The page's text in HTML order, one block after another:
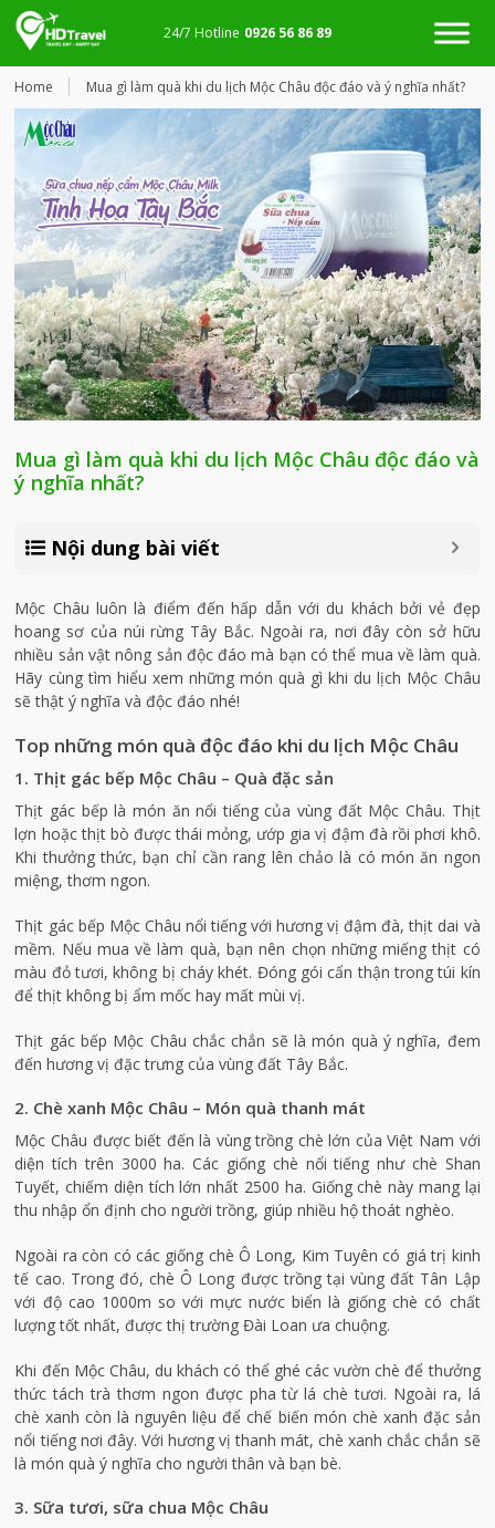
24/7 Hotline 0926 56 86 89
Home Mua gì làm quà khi du lịch Mộc Châu độc đáo và ý nghĩa nhất?
Mua gì làm quà khi du lịch Mộc Châu độc đáo và
ý nghĩa nhất?
Nội dung bài viết
Mộc Châu luôn là điểm đến hấp dẫn với du khách bởi vẻ đẹp
hoang sơ của núi rừng Tây Bắc. Ngoài ra, nơi đây còn sở hữu
nhiều sản vật nông sản độc đáo mà bạn có thể mua về làm quà.
Hãy cùng tìm hiểu xem những món quà gì khi du lịch Mộc Châu
sẽ thật ý nghĩa và độc đáo nhé!
Top những món quà độc đáo khi du lịch Mộc Châu
1. Thịt gác bếp Mộc Châu – Quà đặc sản
Thịt gác bếp là món ăn nổi tiếng của vùng đất Mộc Châu. Thịt
lợn hoặc thịt bò được thái mỏng, ướp gia vị đậm đà rồi phơi khô.
Khi thưởng thức, bạn chỉ cần rang lên chảo là có món ăn ngon
miệng, thơm ngon.
Thịt gác bếp Mộc Châu nổi tiếng với hương vị đậm đà, thịt dai và
mềm. Nếu mua về làm quà, bạn nên chọn những miếng thịt có
màu đỏ tươi, không bị cháy khét. Đóng gói cẩn thận trong túi kín
để thịt không bị ẩm mốc hay mất mùi vị.
Thịt gác bếp Mộc Châu chắc chắn sẽ là món quà ý nghĩa, đem
đến hương vị đặc trưng của vùng đất Tây Bắc.
2. Chè xanh Mộc Châu – Món quà thanh mát
Mộc Châu được biết đến là vùng trồng chè lớn của Việt Nam với
diện tích trên 3000 ha. Các giống chè nổi tiếng như chè Shan
Tuyết, chiếm diện tích lớn nhất 2500 ha. Giống chè này mang lại
thu nhập ổn định cho người trồng, giúp nhiều hộ thoát nghèo.
Ngoài ra còn có các giống chè Ô Long, Kim Tuyên có giá trị kinh
tế cao. Trong đó, chè Ô Long được trồng tại vùng đất Tân Lập
với độ cao 1000m so với mực nước biển là giống chè có chất
lượng tốt nhất, được thị trường Đài Loan ưa chuộng.
Khi đến Mộc Châu, du khách có thể ghé các vườn chè để thưởng
thức tách trà thơm ngon được pha từ lá chè tươi. Ngoài ra, lá
chè xanh còn là nguyên liệu để chế biến món chè xanh đặc sản
nổi tiếng nơi đây. Với hương vị thanh mát, chè xanh chắc chắn sẽ
là món quà ý nghĩa cho người thân và bạn bè.
3. Sữa tươi, sữa chua Mộc Châu